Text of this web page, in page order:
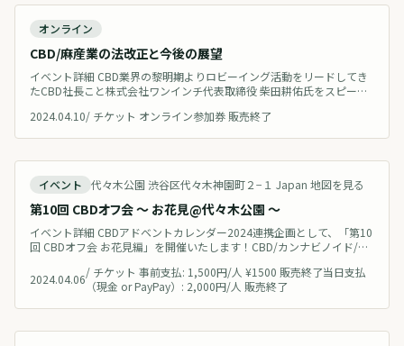
オンライン
CBD/麻産業の法改正と今後の展望
イベント詳細 CBD業界の黎明期よりロビーイング活動をリードしてき
たCBD社長こと株式会社ワンインチ代表取締役 柴田耕佑氏をスピーカ
業界団体をまとめた共同声明、そして今後の業界の展望等について共
にとって
2024.04.10/ チケット オンライン参加券 販売終了
終了
イベント 代々木公園 渋谷区代々木神園町２−１ Japan 地図を見る
第10回 CBDオフ会 〜 お花見@代々木公園 〜
イベント詳細 CBDアドベントカレンダー2024連携企画として、「第10
回 CBDオフ会 お花見編」を開催いたします！CBD/カンナビノイド/ヘ
志が集い、ざっくばらんに語り合い情報交換・交流・議論するための
オフ会です。CBD初心者の方も大歓迎です。今回で第10回目の開催と
2024.04.06/ チケット 事前支払: 1,500円/人 ¥1500 販売終了当日支払
（現金 or PayPay）: 2,000円/人 販売終了